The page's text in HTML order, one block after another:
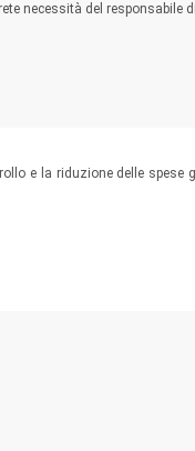
necessità del responsabile
e la riduzione delle spese